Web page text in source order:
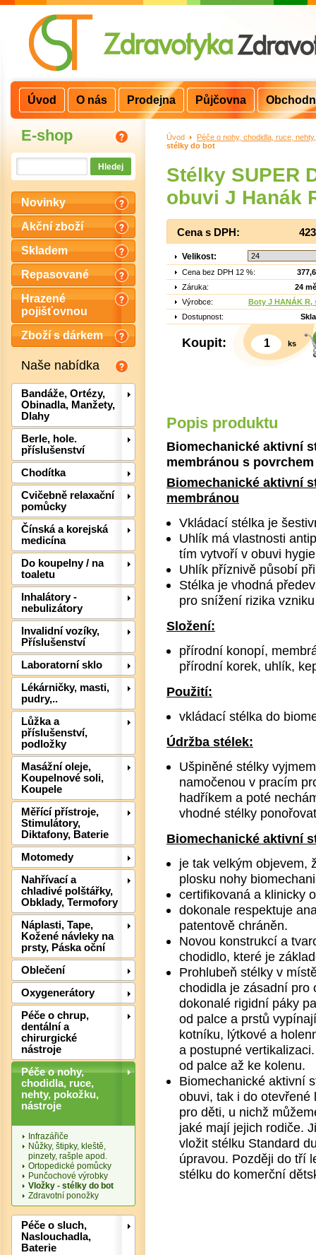
E-shop
Novinky
Akční zboží
Skladem
Repasované
Hrazené
pojišťovnou
Zboží s dárkem
Naše nabídka
Bandáže, Ortézy,
Obinadla, Manžety,
Dlahy
Berle, hole.
příslušenství
Chodítka
Cvičebně relaxační
pomůcky
Čínská a korejská
medicína
Do koupelny / na
toaletu
Inhalátory -
nebulizátory
Invalidní vozíky,
Příslušenství
Laboratorní sklo
Lékárničky, masti,
pudry,..
Lůžka a
příslušenství,
podložky
Masážní oleje,
Koupelnové soli,
Koupele
Měřící přístroje,
Stimulátory,
Diktafony, Baterie
Motomedy
Nahřívací a
chladivé polštářky,
Obklady, Termofory
Náplasti, Tape,
Kožené návleky na
prsty, Páska oční
Oblečení
Oxygenerátory
Péče o chrup,
dentální a
chirurgické
nástroje
Péče o nohy,
chodidla, ruce,
nehty, pokožku,
nástroje
Infrazářiče
Nůžky, štipky, kleště,
pinzety, rašple apod.
Ortopedické pomůcky
Punčochové výrobky
Vložky - stélky do bot
Zdravotní ponožky
Péče o sluch,
Naslouchadla,
Baterie
Úvod >
Péče o nohy, chodidla, ruce,
stélky do bot
Stélky SUPER
obuvi J Hanák
Cena s DPH:
Velikost:
Cena bez DPH 12 %:
Záruka:
24
Výrobce:
Boty J HANÁK R,
Dostupnost:
Koupit: ks
Popis produktu
Biomechanické aktivní
membránou s
Biomechanické aktivní
membránou
Vkládací stélka je
Uhlík má vlastnosti
tím vytvoří v obuvi
Uhlík příznivě působí
Stélka je vhodná
pro snížení rizika
Složení:
přírodní konopí,
přírodní korek, uhlík,
Použití:
vkládací stélka do
Údržba stélek:
Ušpiněné stélky
namočenou v pracím
hadříkem a poté
vhodné stélky
Biomechanické aktivní
je tak velkým objevem,
plosku nohy
certifikovaná a klinicky
dokonale respektuje
patentově chráněn.
Novou konstrukcí a
chodidlo, které je
Prohlubeň stélky v
chodidla je zásadní pro
dokonalé rigidní páky
od palce a prstů
kotníku, lýtkové a
a postupné
od palce až ke kolenu.
Biomechanické aktivní
obuvi, tak i do
pro děti, u nichž
jaké mají jejich rodiče.
vložit stélku Standard
úpravou. Později do tří
stélku do komerční
Úvod O nás Prodejna Půjčovna